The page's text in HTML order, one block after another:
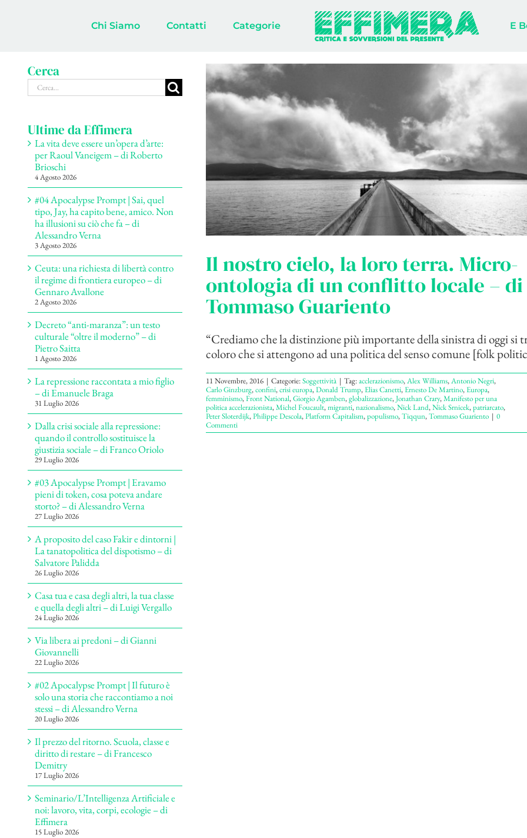
Chi Siamo Contatti Categorie E
Il nostro cielo, la loro terra. Micro-
ontologia di un conflitto locale – di
Tommaso Guariento
“Crediamo che la distinzione più importante della sinistra di oggi si
coloro che si attengono ad una politica del senso comune [folk
11 Novembre, 2016 | Categorie:Soggettività | Tag:acclerazionismo,Alex Williams,Antonio Negri,
Carlo Ginzburg,confini,crisi europa,Donald Trump,Elias Canetti,Ernesto De Martino,Europa,
femminismo,Front National,Giorgio Agamben,globalizzazione,Jonathan Crary,Manifesto per una
politica accelerazionista,Michel Foucault,migranti,nazionalismo,Nick Land,Nick Srnicek,patriarcato,
Peter Sloterdijk,Philippe Descola,Platform Capitalism,populismo,Tiqqun,Tommaso Guariento | 0
Commenti
Cerca
Cerca
per:
Ultime da Effimera
La vita deve essere un’opera d’arte:
per Raoul Vaneigem – di Roberto
Brioschi
4 Agosto 2026
#04 Apocalypse Prompt | Sai, quel
tipo, Jay, ha capito bene, amico. Non
ha illusioni su ciò che fa – di
Alessandro Verna
3 Agosto 2026
Ceuta: una richiesta di libertà contro
il regime di frontiera europeo – di
Gennaro Avallone
2 Agosto 2026
Decreto “anti-maranza”: un testo
culturale “oltre il moderno” – di
Pietro Saitta
1 Agosto 2026
La repressione raccontata a mio figlio
– di Emanuele Braga
31 Luglio 2026
Dalla crisi sociale alla repressione:
quando il controllo sostituisce la
giustizia sociale – di Franco Oriolo
29 Luglio 2026
#03 Apocalypse Prompt | Eravamo
pieni di token, cosa poteva andare
storto? – di Alessandro Verna
27 Luglio 2026
A proposito del caso Fakir e dintorni |
La tanatopolitica del dispotismo – di
Salvatore Palidda
26 Luglio 2026
Casa tua e casa degli altri, la tua classe
e quella degli altri – di Luigi Vergallo
24 Luglio 2026
Via libera ai predoni – di Gianni
Giovannelli
22 Luglio 2026
#02 Apocalypse Prompt | Il futuro è
solo una storia che raccontiamo a noi
stessi – di Alessandro Verna
20 Luglio 2026
Il prezzo del ritorno. Scuola, classe e
diritto di restare – di Francesco
Demitry
17 Luglio 2026
Seminario/L’Intelligenza Artificiale e
noi: lavoro, vita, corpi, ecologie – di
Effimera
15 Luglio 2026